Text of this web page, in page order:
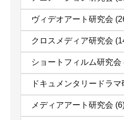
ヴィデオアート研究会
クロスメディア研究会
ショートフィルム研究会
メディアアート研究会